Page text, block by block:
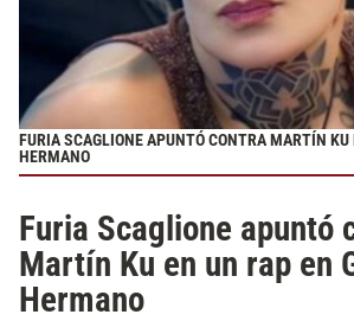
FURIA SCAGLIONE APUNTÓ CONTRA MARTÍN KU
HERMANO
Furia Scaglione apuntó
Martín Ku en un rap en
Hermano